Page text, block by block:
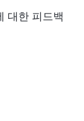
대한 피드백